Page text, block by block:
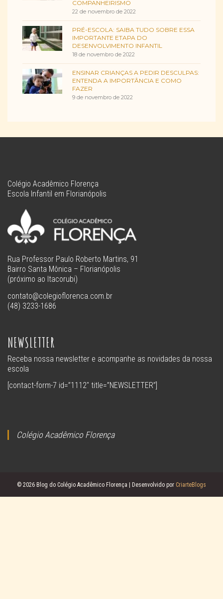
COMPANHEIRISMO
22 de novembro de 2022
PRÉ-ESCOLA: SAIBA TUDO SOBRE ESSA
IMPORTANTE ETAPA DO
DESENVOLVIMENTO INFANTIL
18 de novembro de 2022
ENSINAR CRIANÇAS A PEDIR DESCULPAS:
ENTENDA A IMPORTÂNCIA E COMO
FAZER
9 de novembro de 2022
Colégio Acadêmico Florença
Escola Infantil em Florianópolis
Rua Professor Paulo Roberto Martins, 91
Bairro Santa Mônica – Florianópolis
(próximo ao Itacorubi)
contato@colegioflorenca.com.br
(48) 3233-1686
NEWSLETTER
Receba nossa newsletter e acompanhe as novidades da nossa
escola
[contact-form-7 id=”1112″ title=”NEWSLETTER”]
Colégio Acadêmico Florença
© 2026 Blog do Colégio Acadêmico Florença | Desenvolvido por CriarteBlogs